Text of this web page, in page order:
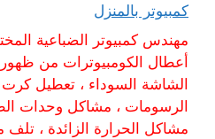
كمبيوتر بالمنزل
مهندس كمبيوتر الضباعية
أعطال الكومبيوترات من
الشاشة السوداء ، تعطيل
الرسومات ، مشاكل وحدات
مشاكل الحرارة الزائدة ، تلف